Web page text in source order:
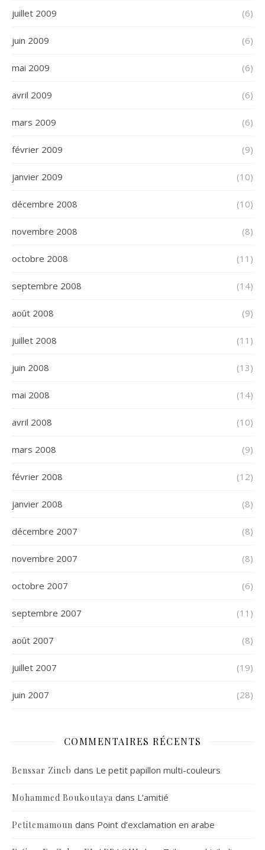
juillet 2009 (6)
juin 2009 (6)
mai 2009 (6)
avril 2009 (6)
mars 2009 (6)
février 2009 (9)
janvier 2009 (10)
décembre 2008 (10)
novembre 2008 (8)
octobre 2008 (11)
septembre 2008 (14)
août 2008 (9)
juillet 2008 (11)
juin 2008 (13)
mai 2008 (14)
avril 2008 (10)
mars 2008 (9)
février 2008 (12)
janvier 2008 (8)
décembre 2007 (8)
novembre 2007 (8)
octobre 2007 (6)
septembre 2007 (11)
août 2007 (8)
juillet 2007 (19)
juin 2007 (28)
COMMENTAIRES RÉCENTS
Benssar Zineb dans Le petit papillon multi-couleurs
Mohammed Boukoutaya dans L’amitié
Petitemamoun dans Point d’exclamation en arabe